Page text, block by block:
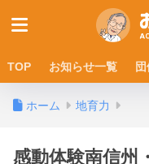
TOP お知らせ一覧
ホーム 地育力
感動体験南信州